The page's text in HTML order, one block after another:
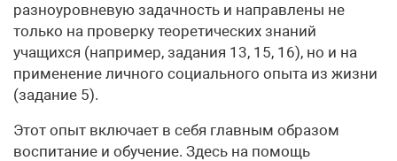
разноуровневую задачность и направлены не
только на проверку теоретических знаний
учащихся (например, задания 13, 15, 16), но и на
применение личного социального опыта из жизни
(задание 5).
Этот опыт включает в себя главным образом
воспитание и обучение. Здесь на помощь